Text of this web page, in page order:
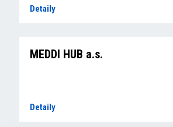
Detaily
MEDDI HUB a.s.
Detaily